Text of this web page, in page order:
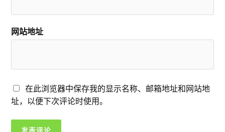
网站地址
在此浏览器中保存我的显示名称、邮箱地址和网站地
址，以便下次评论时使用。